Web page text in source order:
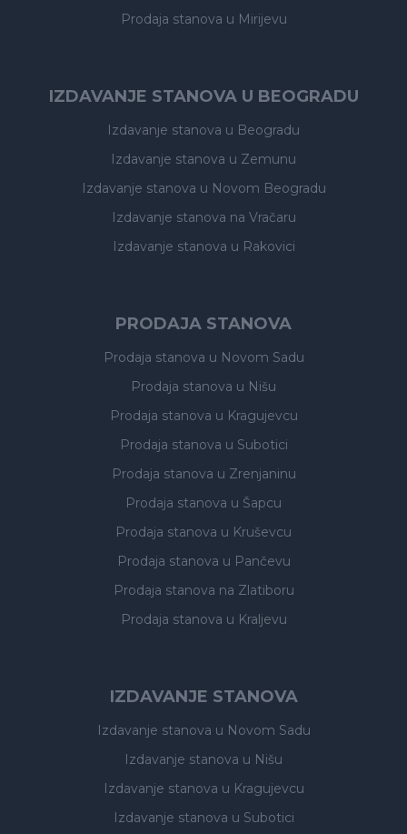
Prodaja stanova u Mirijevu
IZDAVANJE STANOVA U BEOGRADU
Izdavanje stanova u Beogradu
Izdavanje stanova u Zemunu
Izdavanje stanova u Novom Beogradu
Izdavanje stanova na Vračaru
Izdavanje stanova u Rakovici
PRODAJA STANOVA
Prodaja stanova u Novom Sadu
Prodaja stanova u Nišu
Prodaja stanova u Kragujevcu
Prodaja stanova u Subotici
Prodaja stanova u Zrenjaninu
Prodaja stanova u Šapcu
Prodaja stanova u Kruševcu
Prodaja stanova u Pančevu
Prodaja stanova na Zlatiboru
Prodaja stanova u Kraljevu
IZDAVANJE STANOVA
Izdavanje stanova u Novom Sadu
Izdavanje stanova u Nišu
Izdavanje stanova u Kragujevcu
Izdavanje stanova u Subotici